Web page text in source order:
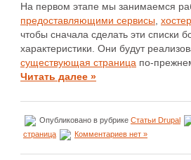
На первом этапе мы занимаемся
предоставляющими сервисы
чтобы сначала сделать эти списки
характеристики. Они будут
существующая страница по-
Читать далее »
Опубликовано в рубрике Статьи Drupal
страница
Комментариев нет »